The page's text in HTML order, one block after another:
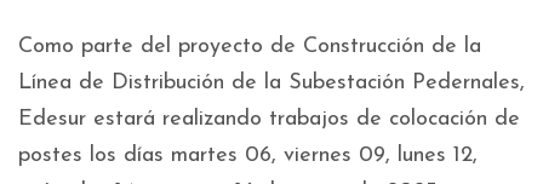
Como parte del proyecto de Construcción de la
Línea de Distribución de la Subestación Pedernales,
Edesur estará realizando trabajos de colocación de
postes los días martes 06, viernes 09, lunes 12,